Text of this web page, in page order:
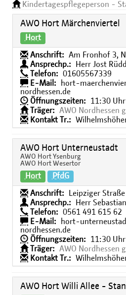
Kindertagespflegeperson -
AWO Hort Märchenviertel
Hort
Anschrift:
Am Fronhof 3,
Ansprechp.:
Herr Jost
Telefon:
01605567339
E-Mail:
hort-
nordhessen.de
Öffnungszeiten:
11:30
Träger:
AWO Nordhessen
Kontakt Tr.:
AWO Hort Unterneustadt
AWO Hort Ysenburg
AWO Hort Wesertor
Hort PfdG
Anschrift:
Leipziger
Ansprechp.:
Herr
Telefon:
0561 491 615 62
E-Mail:
hort-
nordhessen.de
Öffnungszeiten:
11:30
Träger:
AWO Nordhessen
Kontakt Tr.:
AWO Hort Willi Allee -